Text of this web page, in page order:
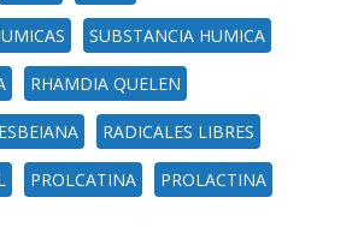
SUBSTANCIA HUMICA
RHAMDIA QUELEN
RADICALES LIBRES
PROLCATINA PROLACTINA